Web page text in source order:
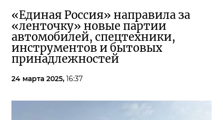
«Единая Россия» направила за
«ленточку» новые партии
автомобилей, спецтехники,
инструментов и бытовых
принадлежностей
24 марта 2025, 16:37